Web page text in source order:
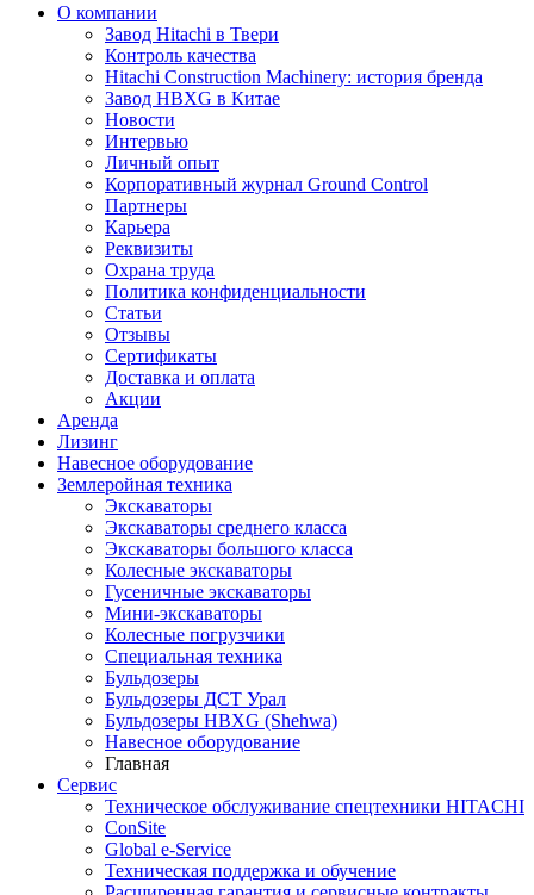
О компании
Завод Hitachi в Твери
Контроль качества
Hitachi Construction Machinery: история бренда
Завод HBXG в Китае
Новости
Интервью
Личный опыт
Корпоративный журнал Ground Control
Партнеры
Карьера
Реквизиты
Охрана труда
Политика конфиденциальности
Статьи
Отзывы
Сертификаты
Доставка и оплата
Акции
Аренда
Лизинг
Навесное оборудование
Землеройная техника
Экскаваторы
Экскаваторы среднего класса
Экскаваторы большого класса
Колесные экскаваторы
Гусеничные экскаваторы
Мини-экскаваторы
Колесные погрузчики
Специальная техника
Бульдозеры
Бульдозеры ДСТ Урал
Бульдозеры HBXG (Shehwa)
Навесное оборудование
Главная
Сервис
Техническое обслуживание спецтехники HITACHI
ConSite
Global e-Service
Техническая поддержка и обучение